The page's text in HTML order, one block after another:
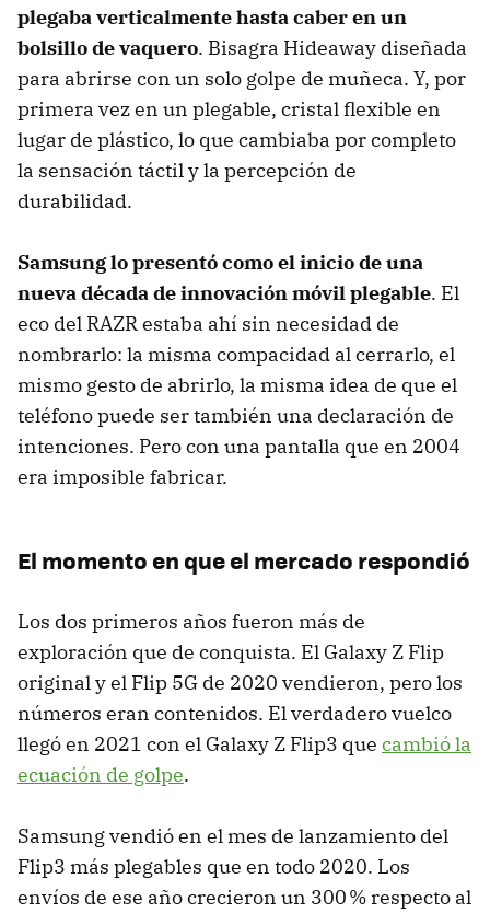
plegaba verticalmente hasta caber en un
bolsillo de vaquero. Bisagra Hideaway diseñada
para abrirse con un solo golpe de muñeca. Y, por
primera vez en un plegable, cristal flexible en
lugar de plástico, lo que cambiaba por completo
la sensación táctil y la percepción de
durabilidad.
Samsung lo presentó como el inicio de una
nueva década de innovación móvil plegable. El
eco del RAZR estaba ahí sin necesidad de
nombrarlo: la misma compacidad al cerrarlo, el
mismo gesto de abrirlo, la misma idea de que el
teléfono puede ser también una declaración de
intenciones. Pero con una pantalla que en 2004
era imposible fabricar.
El momento en que el mercado respondió
Los dos primeros años fueron más de
exploración que de conquista. El Galaxy Z Flip
original y el Flip 5G de 2020 vendieron, pero los
números eran contenidos. El verdadero vuelco
llegó en 2021 con el Galaxy Z Flip3 que cambió la
ecuación de golpe.
Samsung vendió en el mes de lanzamiento del
Flip3 más plegables que en todo 2020. Los
envíos de ese año crecieron un 300 % respecto al